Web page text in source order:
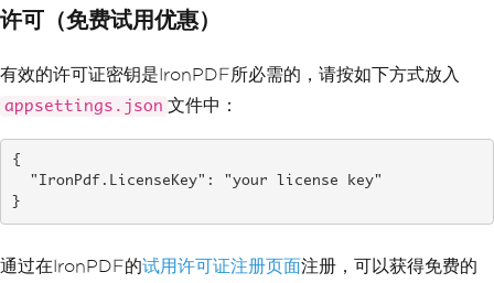
许可（免费试用优惠）
有效的许可证密钥是IronPDF所必需的，请按如下方式放入
appsettings.json 文件中：
{
}
通过在IronPDF的试用许可证注册页面注册，可以获得免费的